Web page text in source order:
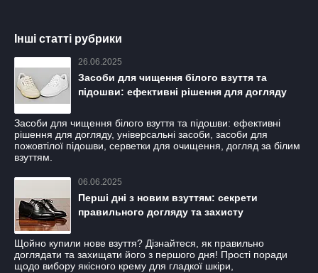
Інші статті рубрики
26.06.2025
Засоби для чищення білого взуття та
підошви: ефективні рішення для догляду
Засоби для чищення білого взуття та підошви: ефективні
рішення для догляду, універсальні засоби, засоби для
пожовтілої підошви, серветки для очищення, догляд за білим
взуттям.
06.06.2025
Перші дні з новим взуттям: секрети
правильного догляду та захисту
Щойно купили нове взуття? Дізнайтеся, як правильно
доглядати та захищати його з першого дня! Простi поради
щодо вибору якісного крему для гладкої шкіри,